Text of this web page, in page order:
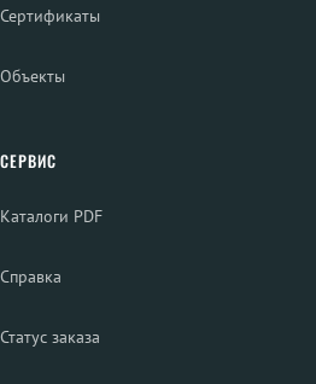
Сертификаты
Объекты
СЕРВИС
Каталоги PDF
Справка
Статус заказа